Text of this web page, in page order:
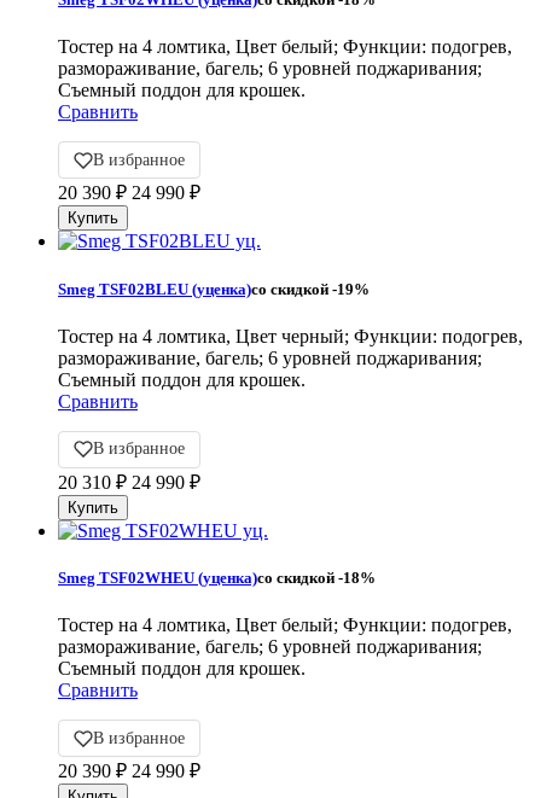
Тостер на 4 ломтика, Цвет белый; Функции: подогрев,
размораживание, багель; 6 уровней поджаривания;
Съемный поддон для крошек.
Сравнить
В избранное
20 390 ₽ 24 990 ₽
Smeg TSF02BLEU (уценка)со скидкой -19%
Тостер на 4 ломтика, Цвет черный; Функции: подогрев,
размораживание, багель; 6 уровней поджаривания;
Съемный поддон для крошек.
Сравнить
В избранное
20 310 ₽ 24 990 ₽
Smeg TSF02WHEU (уценка)со скидкой -18%
Тостер на 4 ломтика, Цвет белый; Функции: подогрев,
размораживание, багель; 6 уровней поджаривания;
Съемный поддон для крошек.
Сравнить
В избранное
20 390 ₽ 24 990 ₽